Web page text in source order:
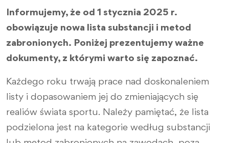
Informujemy, że od 1 stycznia 2025 r.
obowiązuje nowa lista substancji i metod
zabronionych. Poniżej prezentujemy ważne
dokumenty, z którymi warto się zapoznać.
Każdego roku trwają prace nad doskonaleniem
listy i dopasowaniem jej do zmieniających się
realiów świata sportu. Należy pamiętać, że lista
podzielona jest na kategorie według substancji